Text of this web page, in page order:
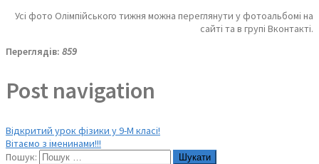
Усі фото Олімпійського тижня можна переглянути у фотоальбомі на
сайті та в групі Вконтакті.
Переглядів: 859
Post navigation
Відкритий урок фізики у 9-М класі!
Вітаємо з іменинами!!!
Пошук: